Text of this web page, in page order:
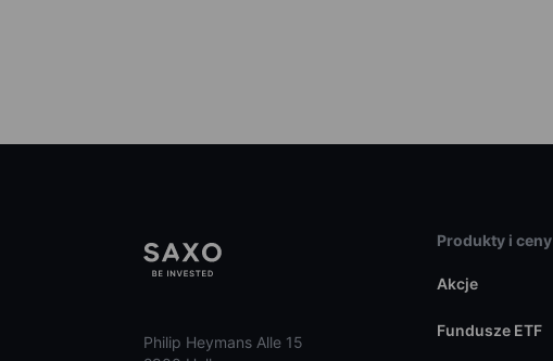
Philip Heymans Alle 15
Produkty i ceny
Akcje
Fundusze ETF